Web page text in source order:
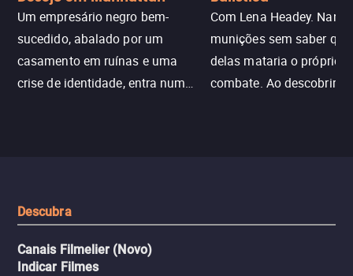
Um empresário negro bem-
sucedido, abalado por um
casamento em ruínas e uma
crise de identidade, entra num
Com Lena Headey.
munições sem saber
delas mataria o próprio
combate. Ao descobrir a
Descubra
Canais Filmelier (Novo)
Indicar Filmes